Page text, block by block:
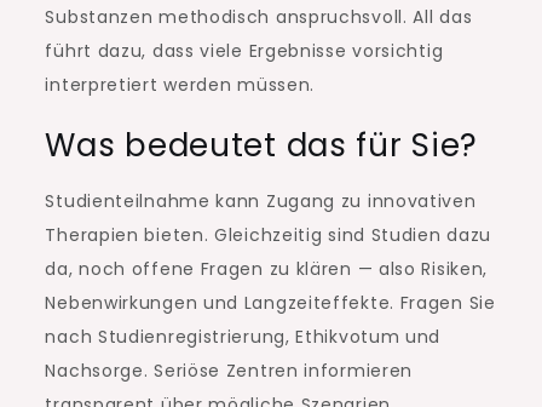
Substanzen methodisch anspruchsvoll. All das
führt dazu, dass viele Ergebnisse vorsichtig
interpretiert werden müssen.
Was bedeutet das für Sie?
Studienteilnahme kann Zugang zu innovativen
Therapien bieten. Gleichzeitig sind Studien dazu
da, noch offene Fragen zu klären — also Risiken,
Nebenwirkungen und Langzeiteffekte. Fragen Sie
nach Studienregistrierung, Ethikvotum und
Nachsorge. Seriöse Zentren informieren